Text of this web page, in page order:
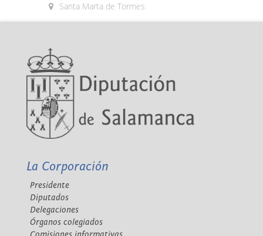
Santa Marta de Tormes
La Corporación
Presidente
Diputados
Delegaciones
Órganos colegiados